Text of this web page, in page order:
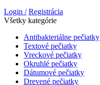
Login / Registrácia
Všetky kategórie
Antibakteriálne pečiatky
Textové pečiatky
Vreckové pečiatky
Okruhlé pečiatky
Dátumové pečiatky
Drevené pečiatky